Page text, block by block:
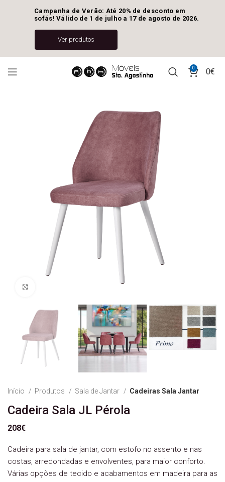
0 0€
Início Produtos Sala de Jantar Cadeiras Sala Jantar
Cadeira Sala JL Pérola
208€
Cadeira para sala de jantar, com estofo no assento e nas
costas, arredondadas e envolventes, para maior conforto.
Várias opções de tecido e acabamentos em madeira para as
Campanha de Verão: Até 20% de desconto em
sofás! Válido de 1 de julho a 17 de agosto de 2026.
Ver produtos